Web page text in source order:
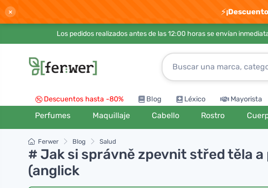
× ⚡
Los pedidos realizados antes de las 12:00 horas se envían
Descuentos hasta -80% Blog Léxico Mayorista
Perfumes Maquillaje Cabello Rostro
Ferwer Blog Salud
# Jak si správně zpevnit střed těla
(anglick